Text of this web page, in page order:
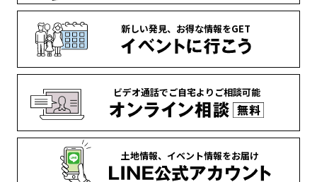
新しい発見、 お得な情報をGET
ビデオ通話でご自宅より ご相談可能
土地情報、 イベント情報をお届け